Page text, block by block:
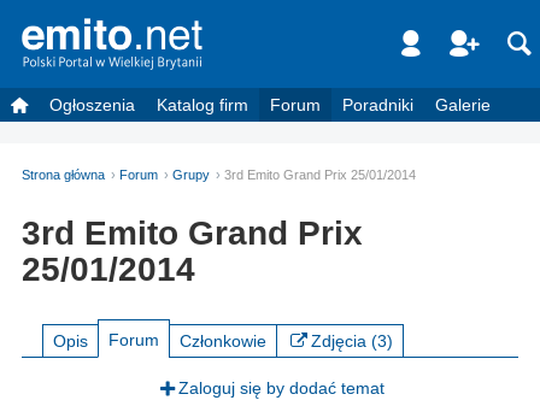
Ogłoszenia Katalog firm Forum Poradniki Galerie
Strona główna Forum Grupy 3rd Emito Grand Prix 25/01/2014
3rd Emito Grand Prix
25/01/2014
Opis Forum Członkowie Zdjęcia (3)
Zaloguj się by dodać temat